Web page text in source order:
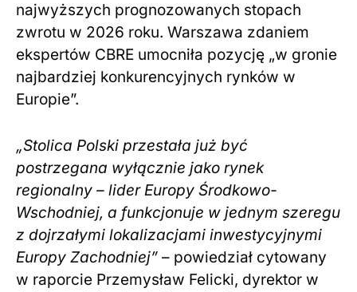
najwyższych prognozowanych stopach
zwrotu w 2026 roku. Warszawa zdaniem
ekspertów CBRE umocniła pozycję „w gronie
najbardziej konkurencyjnych rynków w
Europie”.
„Stolica Polski przestała już być
postrzegana wyłącznie jako rynek
regionalny – lider Europy Środkowo-
Wschodniej, a funkcjonuje w jednym szeregu
z dojrzałymi lokalizacjami inwestycyjnymi
Europy Zachodniej” – powiedział cytowany
w raporcie Przemysław Felicki, dyrektor w